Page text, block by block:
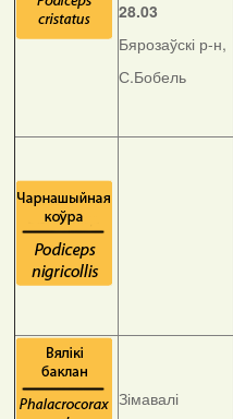
28.03
Бярозаўскі р-н,
С.Бобель
Зімавалі